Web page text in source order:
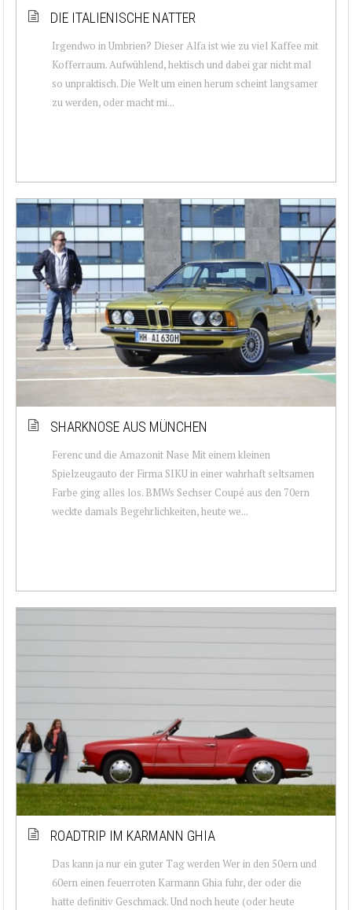
DIE ITALIENISCHE NATTER
Irgendwo in Umbrien? Dieser Alfa ist wie zu viel Kaffee mit
Kofferraum. Aufwühlend, hektisch und dabei gar nicht mal
so unpraktisch. Die Welt um einen herum scheint langsamer
zu werden, oder macht mi...
SHARKNOSE AUS MÜNCHEN
Ferenc und die Amazonit Nase Mit einem kleinen
Spielzeugauto der Firma SIKU in einer wahrhaft seltsamen
Farbe ging alles los. BMWs Sechser Coupé aus den 70ern
weckte damals Begehrlichkeiten, heute we...
ROADTRIP IM KARMANN GHIA
Das kann ja nur ein guter Tag werden Wer in den 50ern und
60ern einen feuerroten Karmann Ghia fuhr, der oder die
hatte definitiv Geschmack. Und noch heute (oder heute